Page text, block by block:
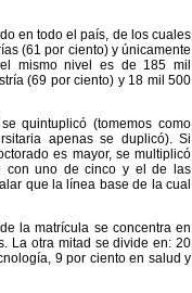
en todo el país, de los cuales
(61 por ciento) y únicamente
mismo nivel es de 185 mil
(69 por ciento) y 18 mil 500
quintuplicó (tomemos como
apenas se duplicó). Si
es mayor, se multiplicó
con uno de cinco y el de las
que la línea base de la cual
la matrícula se concentra en
La otra mitad se divide en: 20
9 por ciento en salud y